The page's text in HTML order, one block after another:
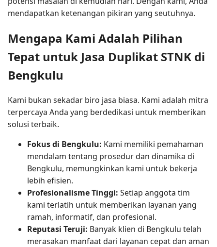
mendapatkan ketenangan pikiran yang seutuhnya.
Mengapa Kami Adalah Pilihan
Tepat untuk Jasa Duplikat STNK di
Bengkulu
Kami bukan sekadar biro jasa biasa. Kami adalah mitra
terpercaya Anda yang berdedikasi untuk memberikan
solusi terbaik.
Fokus di Bengkulu: Kami memiliki pemahaman
mendalam tentang prosedur dan dinamika di
Bengkulu, memungkinkan kami untuk bekerja
lebih efisien.
Profesionalisme Tinggi: Setiap anggota tim
kami terlatih untuk memberikan layanan yang
ramah, informatif, dan profesional.
Reputasi Teruji: Banyak klien di Bengkulu telah
merasakan manfaat dari layanan cepat dan aman